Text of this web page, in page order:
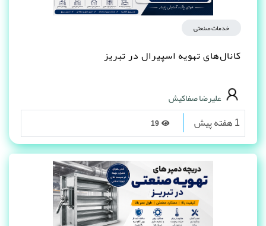
خدمات صنعتی
کانال‌های تهویه اسپیرال در تبریز
علیرضا صفاکیش
1 هفته پیش